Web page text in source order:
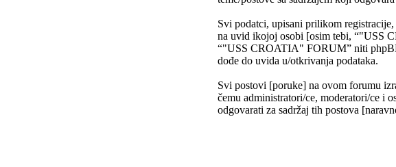
Svi podatci, upisani prilikom
na uvid ikojoj osobi [osim tebi, “"USS
“"USS CROATIA" FORUM” niti
dođe do uvida u/otkrivanja podataka.
Svi postovi [poruke] na ovom forumu
čemu administratori/ce, moderatori/ce i
odgovarati za sadržaj tih postova